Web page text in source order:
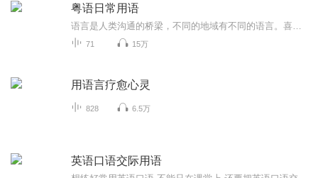
粤语日常用语
71 15万
用语言疗愈心灵
828 6.5万
英语口语交际用语